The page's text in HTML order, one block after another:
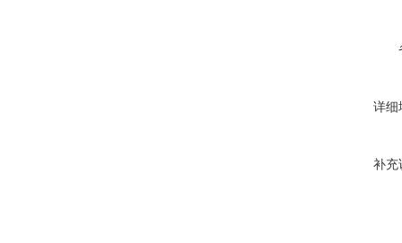
详细
补充